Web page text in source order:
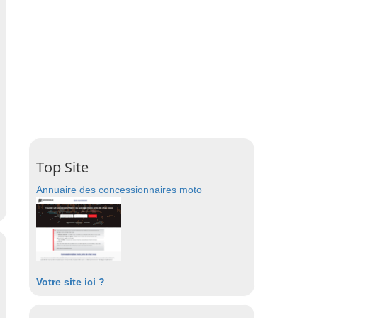
Top Site
Annuaire des concessionnaires moto
Votre site ici ?